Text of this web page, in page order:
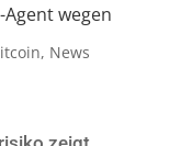
wegen
, News